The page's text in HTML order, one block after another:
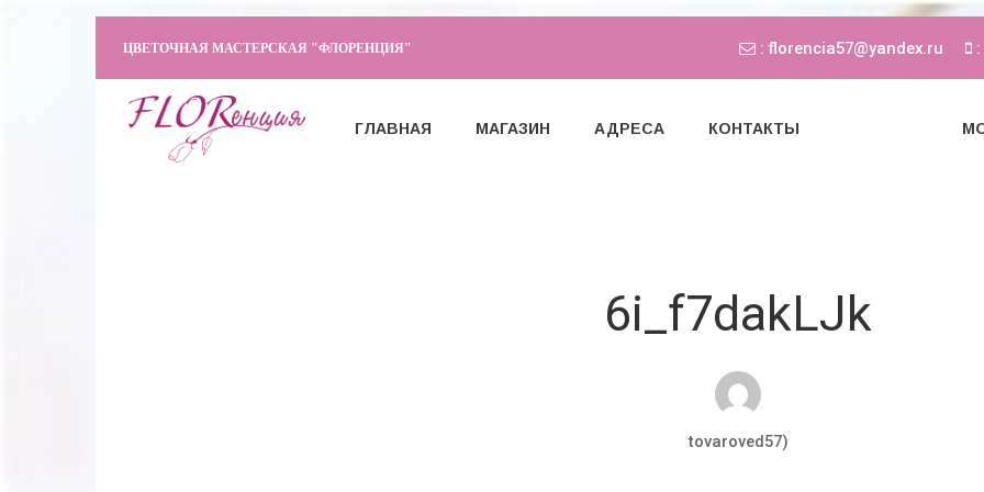
ЦВЕТОЧНАЯ МАСТЕРСКАЯ "ФЛОРЕНЦИЯ" : florencia57@yandex.ru
ГЛАВНАЯ МАГАЗИН АДРЕСА КОНТАКТЫ
6i_f7dakLJk
tovaroved57)